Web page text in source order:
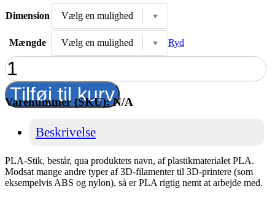
Dimension
Mængde
Ryd
PLA-
Stik
Traffic
Red
RAL
Tilføj til kurv
Varenummer (SKU):N/A
Beskrivelse
PLA-Stik, består, qua produktets navn, af plastikmaterialet PLA.
Modsat mange andre typer af 3D-filamenter til 3D-printere (som
eksempelvis ABS og nylon), så er PLA rigtig nemt at arbejde med.